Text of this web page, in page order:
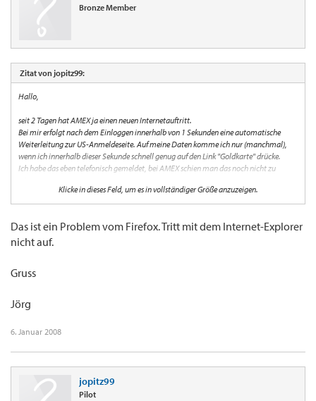
Bronze Member
Zitat von jopitz99:
Hallo,
seit 2 Tagen hat AMEX ja einen neuen Internetauftritt.
Bei mir erfolgt nach dem Einloggen innerhalb von 1 Sekunden eine automatische
Weiterleitung zur US-Anmeldeseite. Auf meine Daten komme ich nur (manchmal),
wenn ich innerhalb dieser Sekunde schnell genug auf den Link "Goldkarte" drücke.
Ich habe das eben telefonisch gemeldet, bei AMEX schien man das noch nicht zu
Funktioniert das Einloggen bei Euch einwandfrei?
Danke und Gruss jopitz
Klicke in dieses Feld, um es in vollständiger Größe anzuzeigen.
Das ist ein Problem vom Firefox. Tritt mit dem Internet-Explorer
nicht auf.
Gruss
Jörg
6. Januar 2008
jopitz99
Pilot